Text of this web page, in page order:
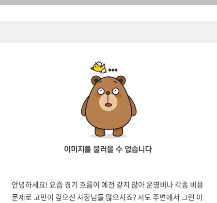
안녕하세요! 요즘 경기 흐름이 예전 같지 않아 운영비나 각종 비용
문제로 고민이 깊으신 사장님들 많으시죠? 저도 주변에서 그런 이